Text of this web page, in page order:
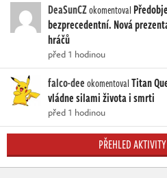
DeaSunCZokomentoval
bezprecedentní. Nová
hráčů
před 1 hodinou
falco-deeokomentovalTitan
vládne silami života i smrti
před 1 hodinou
PŘEHLED